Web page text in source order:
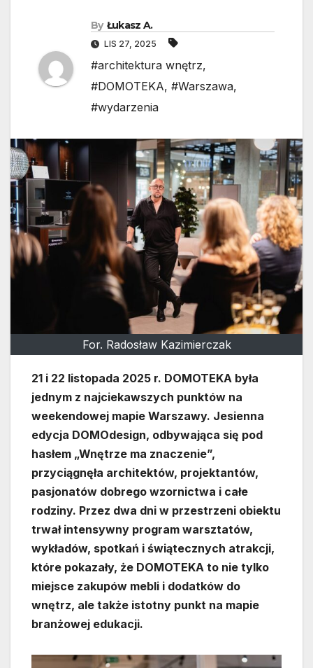
By Łukasz A.
LIS 27, 2025
#architektura wnętrz,
#DOMOTEKA, #Warszawa,
#wydarzenia
For. Radosław Kazimierczak
21 i 22 listopada 2025 r. DOMOTEKA była
jednym z najciekawszych punktów na
weekendowej mapie Warszawy. Jesienna
edycja DOMOdesign, odbywająca się pod
hasłem „Wnętrze ma znaczenie”,
przyciągnęła architektów, projektantów,
pasjonatów dobrego wzornictwa i całe
rodziny. Przez dwa dni w przestrzeni obiektu
trwał intensywny program warsztatów,
wykładów, spotkań i świątecznych atrakcji,
które pokazały, że DOMOTEKA to nie tylko
miejsce zakupów mebli i dodatków do
wnętrz, ale także istotny punkt na mapie
branżowej edukacji.